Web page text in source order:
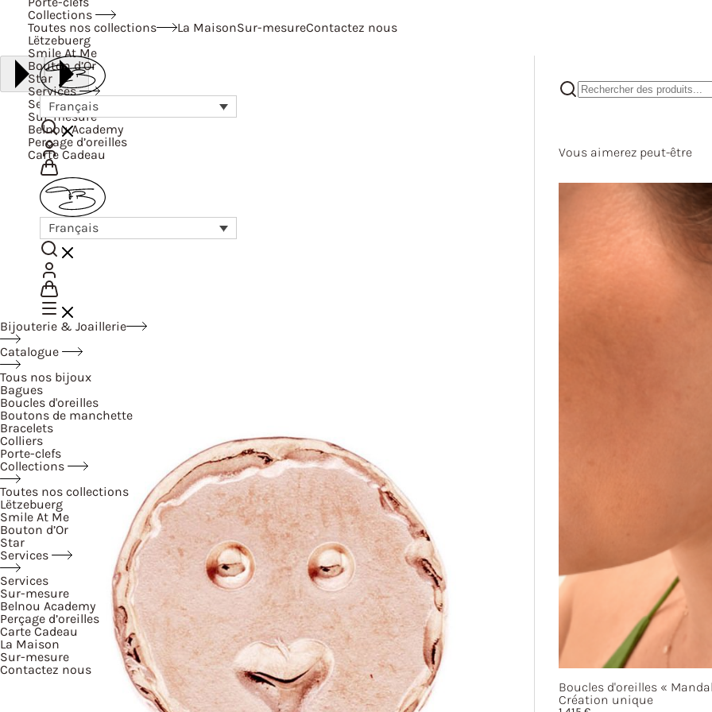
Collections
Toutes nos collections
Lëtzebuerg
Smile At Me
Bouton d’Or
Star
Services
Services
Sur-mesure
Belnou Academy
Perçage d’oreilles
Carte Cadeau
La MaisonSur-mesureContactez nous
Français
Français
Bijouterie & Joaillerie
Catalogue
Tous nos bijoux
Bagues
Boucles d'oreilles
Boutons de manchette
Bracelets
Colliers
Porte-clefs
Collections
Toutes nos collections
Lëtzebuerg
Smile At Me
Bouton d’Or
Star
Services
Services
Sur-mesure
Belnou Academy
Perçage d’oreilles
Carte Cadeau
La Maison
Sur-mesure
Contactez nous
Vous aimerez peut-être
Boucles d'oreilles «
Création unique